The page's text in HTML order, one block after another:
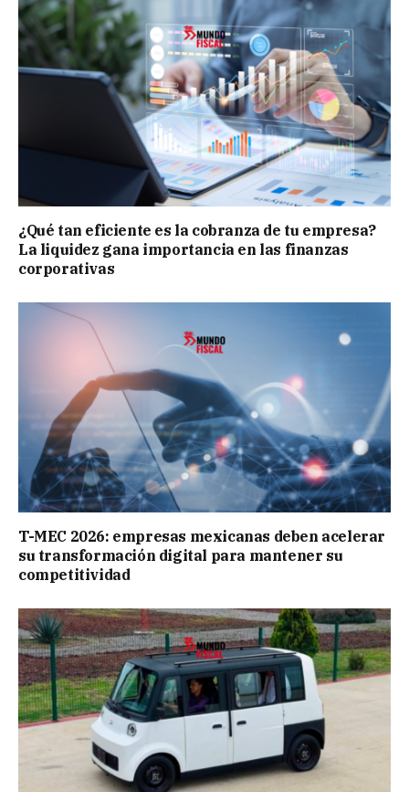
¿Qué tan eficiente es la cobranza de tu empresa?
La liquidez gana importancia en las finanzas
corporativas
T-MEC 2026: empresas mexicanas deben acelerar
su transformación digital para mantener su
competitividad